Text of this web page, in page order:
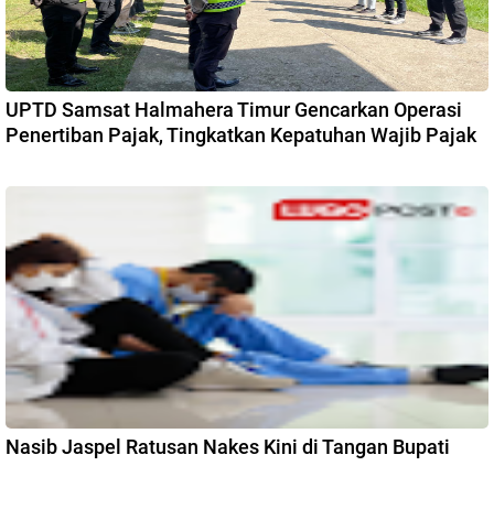
UPTD Samsat Halmahera Timur Gencarkan Operasi
Penertiban Pajak, Tingkatkan Kepatuhan Wajib Pajak
Nasib Jaspel Ratusan Nakes Kini di Tangan Bupati